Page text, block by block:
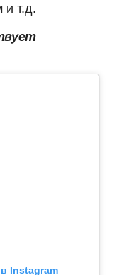
и т.д.
Instagram